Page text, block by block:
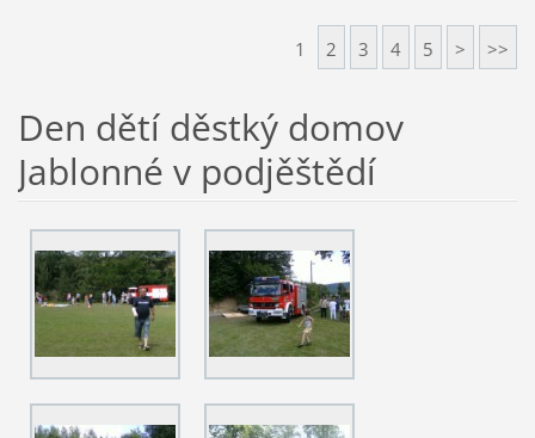
1 2 3 4 5 > >>
Den dětí děstký domov
Jablonné v podjěštědí